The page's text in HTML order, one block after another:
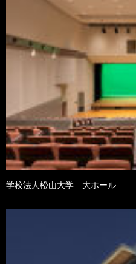
学校法人松山大学 大ホール